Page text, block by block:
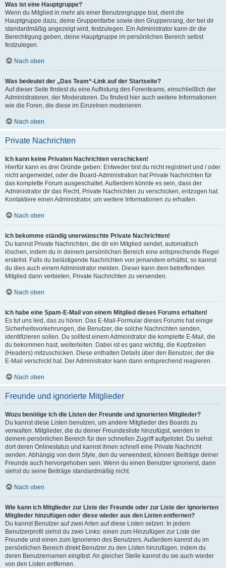
Was ist eine Hauptgruppe?
Wenn du Mitglied in mehr als einer Benutzergruppe bist, dient die
Hauptgruppe dazu, deine Gruppenfarbe sowie den Gruppenrang, der bei dir
standardmäßig angezeigt wird, festzulegen. Ein Administrator kann dir die
Berechtigung geben, deine Hauptgruppe im persönlichen Bereich selbst
festzulegen.
Nach oben
Was bedeutet der „Das Team“-Link auf der Startseite?
Auf dieser Seite findest du eine Auflistung des Forenteams, einschließlich der
Administratoren, der Moderatoren. Du findest hier auch weitere Informationen
wie die Foren, die diese im Einzelnen moderieren.
Nach oben
Private Nachrichten
Ich kann keine Privaten Nachrichten verschicken!
Hierfür kann es drei Gründe geben: Entweder bist du nicht registriert und / oder
nicht angemeldet, oder die Board-Administration hat Private Nachrichten für
das komplette Forum ausgeschaltet. Außerdem könnte es sein, dass der
Administrator dir das Recht, Private Nachrichten zu verschicken, entzogen hat.
Kontaktiere einen Administrator, um weitere Informationen zu erhalten.
Nach oben
Ich bekomme ständig unerwünschte Private Nachrichten!
Du kannst Private Nachrichten, die dir ein Mitglied sendet, automatisch
löschen, indem du in deinem persönlichen Bereich eine entsprechende Regel
erstellst. Falls du belästigende Nachrichten von jemandem erhältst, so kannst
du dies auch einem Administrator melden. Dieser kann dem betreffenden
Mitglied dann verbieten, Private Nachrichten zu versenden.
Nach oben
Ich habe eine Spam-E-Mail von einem Mitglied dieses Forums erhalten!
Es tut uns leid, das zu hören. Das E-Mail-Formular dieses Forums hat einige
Sicherheitsvorkehrungen, die Benutzer, die solche Nachrichten senden,
identifizieren sollen. Du solltest einem Administrator die komplette E-Mail, die
du bekommen hast, weiterleiten. Dabei ist es ganz wichtig, die Kopfzeilen
(Headers) mitzuschicken. Diese enthalten Details über den Benutzer, der die
E-Mail verschickt hat. Der Administrator kann dann entsprechend reagieren.
Nach oben
Freunde und ignorierte Mitglieder
Wozu benötige ich die Listen der Freunde und ignorierten Mitglieder?
Du kannst diese Listen benutzen, um andere Mitglieder des Boards zu
verwalten. Mitglieder, die du deiner Freundesliste hinzufügst, werden in
deinem persönlichen Bereich für den schnellen Zugriff aufgelistet. Du siehst
dort deren Onlinestatus und kannst ihnen schnell eine Private Nachricht
senden. Abhängig von dem Style, den du verwendest, können Beiträge deiner
Freunde auch hervorgehoben sein. Wenn du einen Benutzer ignorierst, dann
siehst du seine Beiträge standardmäßig nicht.
Nach oben
Wie kann ich Mitglieder zur Liste der Freunde oder zur Liste der ignorierten
Mitglieder hinzufügen oder diese wieder aus den Listen entfernen?
Du kannst Benutzer auf zwei Arten auf diese Listen setzen: In jedem
Benutzerprofil siehst du zwei Links: einen zum Hinzufügen zur Liste der
Freunde und einen zum Ignorieren des Benutzers. Außerdem kannst du im
persönlichen Bereich direkt Benutzer zu den Listen hinzufügen, indem du
deren Benutzernamen eingibst. An gleicher Stelle kannst du sie auch wieder
von den Listen entfernen.